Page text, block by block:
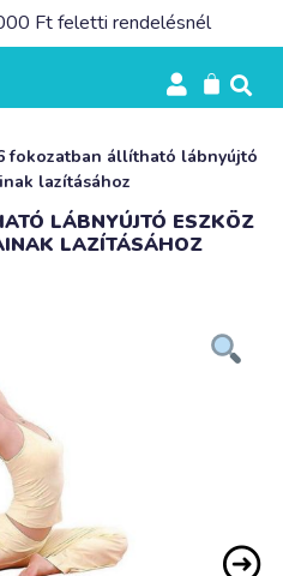
Ft feletti rendelésnél
fokozatban állítható lábnyújtó
lazításához
LÁBNYÚJTÓ ESZKÖZ
LAZÍTÁSÁHOZ